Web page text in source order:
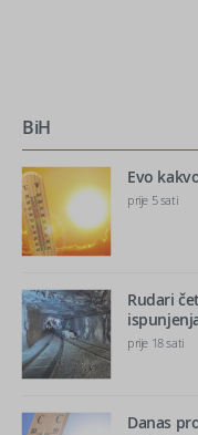
BiH
Evo
prije 5 sati
Rudari
prije 18 sati
Danas